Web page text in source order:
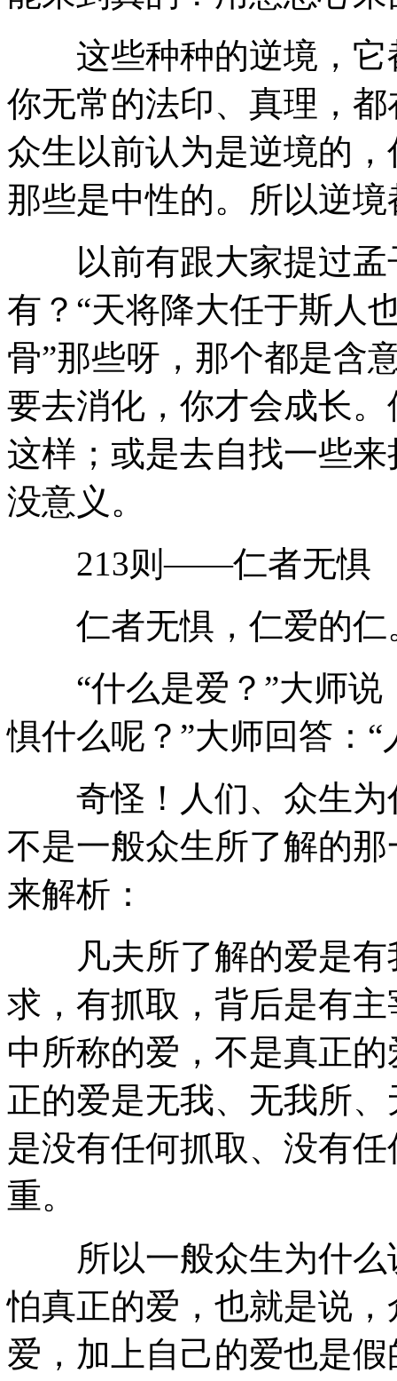
这些种种的逆境，它
你无常的法印、真理，
众生以前认为是逆境的
那些是中性的。所以逆
以前有跟大家提过孟
有？“天将降大任于斯人
骨”那些呀，那个都是含
要去消化，你才会成长
这样；或是去自找一些
没意义。
213则——仁者无惧
仁者无惧，仁爱的仁
“什么是爱？”大师说
惧什么呢？”大师回答：
奇怪！人们、众生为
不是一般众生所了解的
来解析：
凡夫所了解的爱是有
求，有抓取，背后是有
中所称的爱，不是真正
正的爱是无我、无我所
是没有任何抓取、没有
重。
所以一般众生为什么
怕真正的爱，也就是说
爱，加上自己的爱也是